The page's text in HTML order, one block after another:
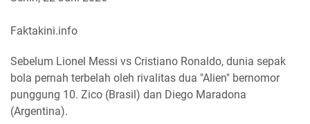
Faktakini.info
Sebelum Lionel Messi vs Cristiano Ronaldo, dunia sepak
bola pernah terbelah oleh rivalitas dua "Alien" bernomor
punggung 10. Zico (Brasil) dan Diego Maradona
(Argentina).